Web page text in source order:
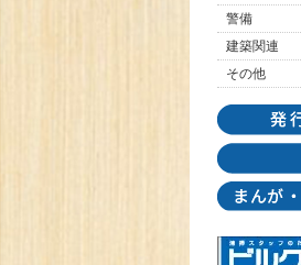
警備
建築関連
その他